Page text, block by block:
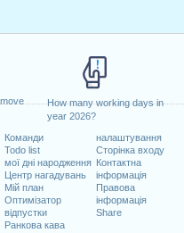
How many working days in
year 2026?
Команди
Todo list
мої дні народження
Центр нагадувань
Мій план
Оптимізатор
відпустки
Ранкова кава
налаштування
Сторінка входу
Контактна
інформація
Правова
інформація
Share